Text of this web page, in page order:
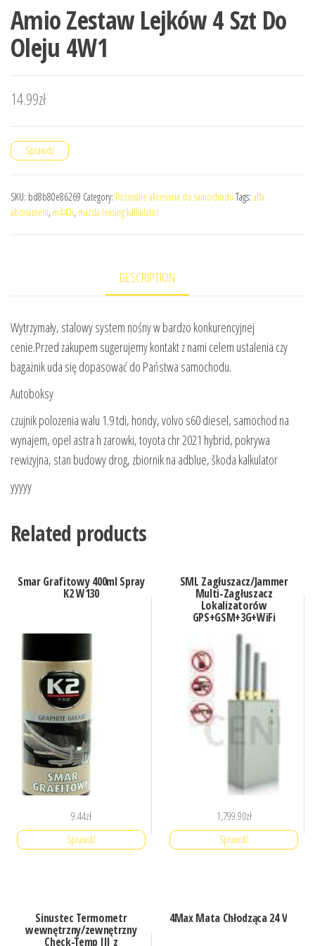
Amio Zestaw Lejków 4 Szt Do
Oleju 4W1
14.99zł
Sprawdź
SKU: bd8b80e86269 Category: Pozostałe akcesoria do samochodu Tags: alfa
abonament, m440i, mazda leasing kalkulator
DESCRIPTION
Wytrzymały, stalowy system nośny w bardzo konkurencyjnej
cenie.Przed zakupem sugerujemy kontakt z nami celem ustalenia czy
bagażnik uda się dopasować do Państwa samochodu.
Autoboksy
czujnik polozenia walu 1.9 tdi, hondy, volvo s60 diesel, samochod na
wynajem, opel astra h zarowki, toyota chr 2021 hybrid, pokrywa
rewizyjna, stan budowy drog, zbiornik na adblue, škoda kalkulator
yyyyy
Related products
Smar Grafitowy 400ml Spray
K2 W130
9.44zł
Sprawdź
SML Zagłuszacz/Jammer
Multi-Zagłuszacz
Lokalizatorów
GPS+GSM+3G+WiFi
1,799.90zł
Sprawdź
Sinustec Termometr
wewnętrzny/zewnętrzny
Check-Temp III z
4Max Mata Chłodząca 24 V